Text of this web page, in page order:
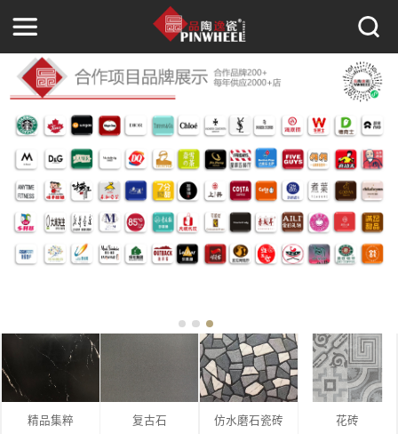
精品集粹 复古石 仿水磨石瓷砖 花砖